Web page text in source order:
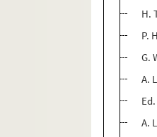
H.
P.
G.
A.
A.